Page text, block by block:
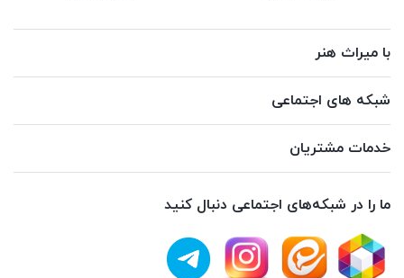
با میراث هنر
شبکه های اجتماعی
خدمات مشتریان
ما را در شبکه‌های اجتماعی دنبال کنید